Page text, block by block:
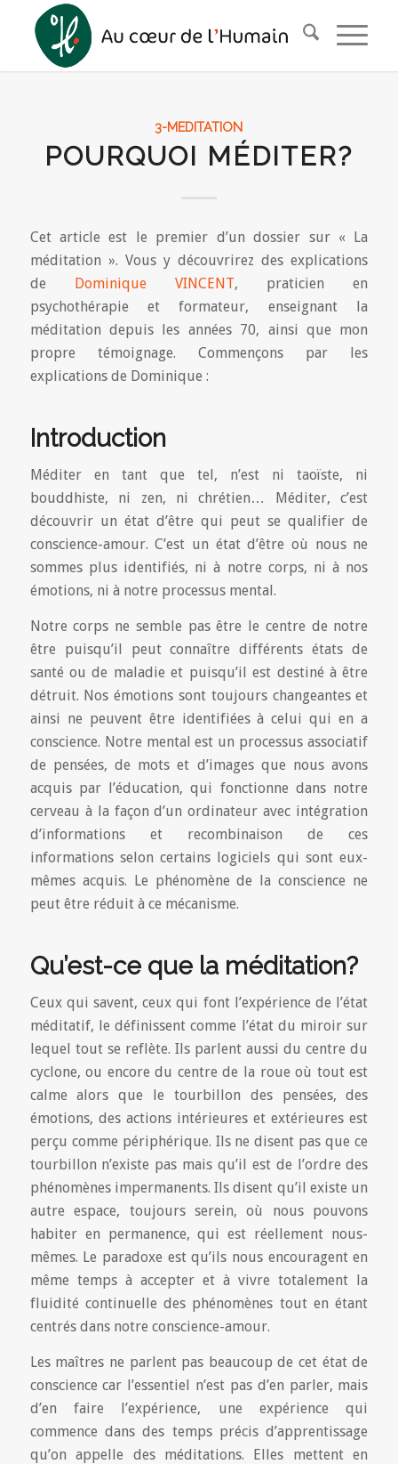
3-MEDITATION
POURQUOI MÉDITER?
Cet article est le premier d’un dossier sur « La
méditation ». Vous y découvrirez des explications
de Dominique VINCENT, praticien en
psychothérapie et formateur, enseignant la
méditation depuis les années 70, ainsi que mon
propre témoignage. Commençons par les
explications de Dominique :
Introduction
Méditer en tant que tel, n’est ni taoïste, ni
bouddhiste, ni zen, ni chrétien… Méditer, c’est
découvrir un état d’être qui peut se qualifier de
conscience-amour. C’est un état d’être où nous ne
sommes plus identifiés, ni à notre corps, ni à nos
émotions, ni à notre processus mental.
Notre corps ne semble pas être le centre de notre
être puisqu’il peut connaître différents états de
santé ou de maladie et puisqu’il est destiné à être
détruit. Nos émotions sont toujours changeantes et
ainsi ne peuvent être identifiées à celui qui en a
conscience. Notre mental est un processus associatif
de pensées, de mots et d’images que nous avons
acquis par l’éducation, qui fonctionne dans notre
cerveau à la façon d’un ordinateur avec intégration
d’informations et recombinaison de ces
informations selon certains logiciels qui sont eux-
mêmes acquis. Le phénomène de la conscience ne
peut être réduit à ce mécanisme.
Qu’est-ce que la méditation?
Ceux qui savent, ceux qui font l’expérience de l’état
méditatif, le définissent comme l’état du miroir sur
lequel tout se reflète. Ils parlent aussi du centre du
cyclone, ou encore du centre de la roue où tout est
calme alors que le tourbillon des pensées, des
émotions, des actions intérieures et extérieures est
perçu comme périphérique. Ils ne disent pas que ce
tourbillon n’existe pas mais qu’il est de l’ordre des
phénomènes impermanents. Ils disent qu’il existe un
autre espace, toujours serein, où nous pouvons
habiter en permanence, qui est réellement nous-
mêmes. Le paradoxe est qu’ils nous encouragent en
même temps à accepter et à vivre totalement la
fluidité continuelle des phénomènes tout en étant
centrés dans notre conscience-amour.
Les maîtres ne parlent pas beaucoup de cet état de
conscience car l’essentiel n’est pas d’en parler, mais
d’en faire l’expérience, une expérience qui
commence dans des temps précis d’apprentissage
qu’on appelle des méditations. Elles mettent en